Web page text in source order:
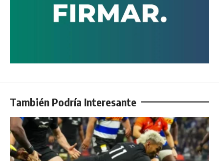
También Podría Interesante